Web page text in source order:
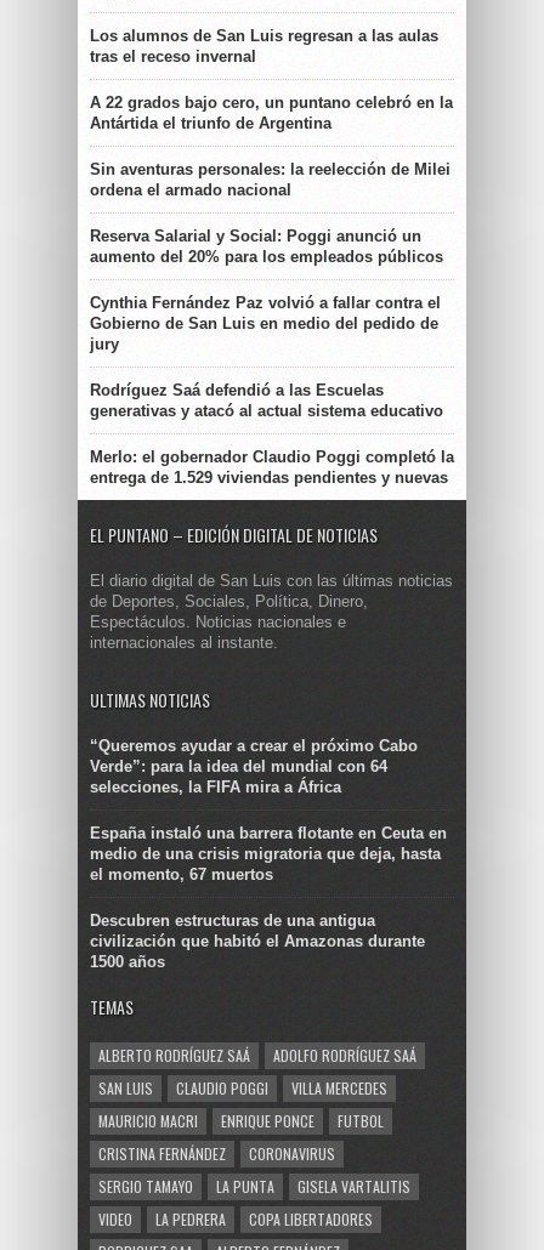
Los alumnos de San Luis regresan a las aulas
tras el receso invernal
A 22 grados bajo cero, un puntano celebró en la
Antártida el triunfo de Argentina
Sin aventuras personales: la reelección de Milei
ordena el armado nacional
Reserva Salarial y Social: Poggi anunció un
aumento del 20% para los empleados públicos
Cynthia Fernández Paz volvió a fallar contra el
Gobierno de San Luis en medio del pedido de
jury
Rodríguez Saá defendió a las Escuelas
generativas y atacó al actual sistema educativo
Merlo: el gobernador Claudio Poggi completó la
entrega de 1.529 viviendas pendientes y nuevas
EL PUNTANO – EDICIÓN DIGITAL DE NOTICIAS
El diario digital de San Luis con las últimas noticias
de Deportes, Sociales, Política, Dinero,
Espectáculos. Noticias nacionales e
internacionales al instante.
ULTIMAS NOTICIAS
“Queremos ayudar a crear el próximo Cabo
Verde”: para la idea del mundial con 64
selecciones, la FIFA mira a África
España instaló una barrera flotante en Ceuta en
medio de una crisis migratoria que deja, hasta
el momento, 67 muertos
Descubren estructuras de una antigua
civilización que habitó el Amazonas durante
1500 años
TEMAS
ALBERTO RODRÍGUEZ SAÁ
ADOLFO RODRÍGUEZ SAÁ
SAN LUIS
CLAUDIO POGGI
VILLA MERCEDES
MAURICIO MACRI
ENRIQUE PONCE
FUTBOL
CRISTINA FERNÁNDEZ
CORONAVIRUS
SERGIO TAMAYO
LA PUNTA
GISELA VARTALITIS
VIDEO
LA PEDRERA
COPA LIBERTADORES